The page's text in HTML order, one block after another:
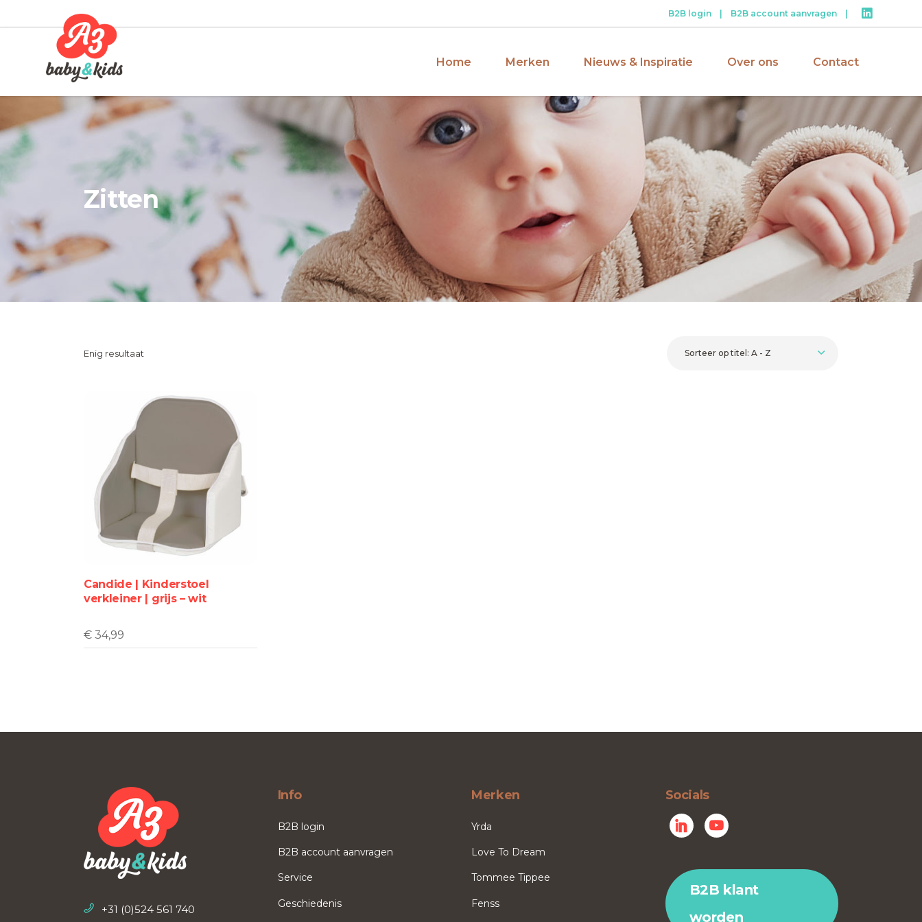
B2B login | B2B account aanvragen |
Home Merken Nieuws & Inspiratie Over ons Contact
Zitten
Enig resultaat Sorteer op titel: A - Z
Candide | Kinderstoel
verkleiner | grijs – wit
€ 34,99
+31 (0)524 561 740
Info
B2B login
B2B account aanvragen
Service
Geschiedenis
Merken
Yrda
Love To Dream
Tommee Tippee
Fenss
Socials
B2B klant
worden